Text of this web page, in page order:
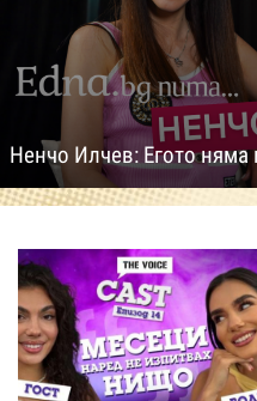
Ненчо Илчев: Егото няма